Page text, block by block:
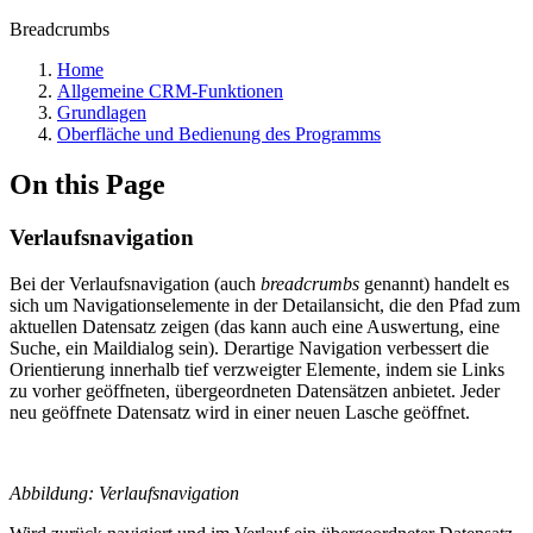
Breadcrumbs
Home
Allgemeine CRM-Funktionen
Grundlagen
Oberfläche und Bedienung des Programms
On this Page
Verlaufsnavigation
Bei der Verlaufsnavigation (auch breadcrumbs genannt) handelt es
sich um Navigationselemente in der Detailansicht, die den Pfad zum
aktuellen Datensatz zeigen (das kann auch eine Auswertung, eine
Suche, ein Maildialog sein). Derartige Navigation verbessert die
Orientierung innerhalb tief verzweigter Elemente, indem sie Links
zu vorher geöffneten, übergeordneten Datensätzen anbietet. Jeder
neu geöffnete Datensatz wird in einer neuen Lasche geöffnet.
Abbildung: Verlaufsnavigation